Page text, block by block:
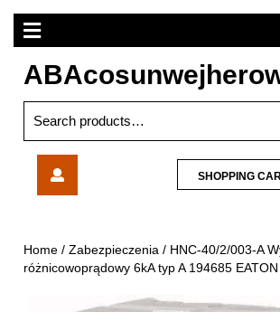
Skip
content
Open
Menu
for:
różnicowoprądowy
6kA
SHOPPING
Home /Zabezpieczenia / HNC-40/2/003-A
różnicowoprądowy 6kA typ A 194685